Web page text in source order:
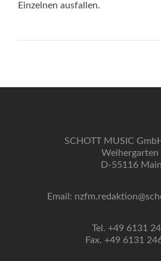
Einzelnen ausfallen.
SCHOTT MUSIC
Weihergarten
D-55116
Email:
Tel. +49 6131
Fax. +49 6131